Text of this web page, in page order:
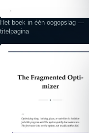
Het boek in één oogopslag —
titelpagina